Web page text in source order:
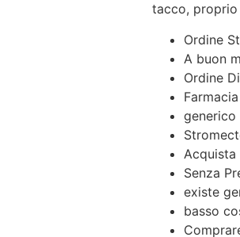
tacco, proprio
Ordine
A buon
Ordine
generico
Senza
existe
basso